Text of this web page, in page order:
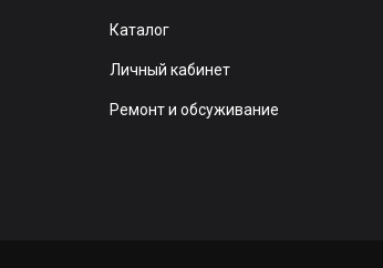
Каталог
Личный кабинет
Ремонт и обсуживание